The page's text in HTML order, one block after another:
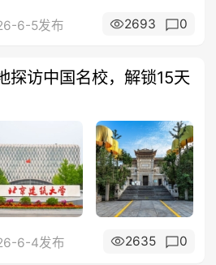
6-5发布 2693 0
探访中国名校，解锁15天
6-4发布 2635 0